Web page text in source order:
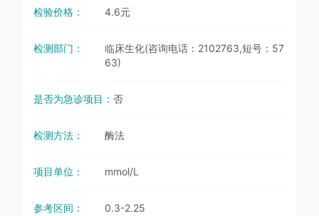
检验价格： 4.6元
检测部门：
临床生化(咨询电话：2102763,短号：57
63)
是否为急诊项目： 否
检测方法： 酶法
项目单位： mmol/L
参考区间： 0.3-2.25